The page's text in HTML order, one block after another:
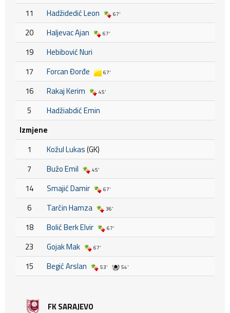
11 Hadžidedić Leon 67'
20 Haljevac Ajan 67'
19
Hebibović Nuri
17
Forcan Đorđe 67'
16 Rakaj Kerim 45'
5
Hadžiabdić Emin
Izmjene
1
Kožul Lukas(GK)
7
Bužo Emil 45'
14 Smajić Damir 67'
6 Tarčin Hamza 36'
18 Bolić Berk Elvir 67'
23 Gojak Mak 67'
15 Begić Arslan 53' 54'
FK SARAJEVO